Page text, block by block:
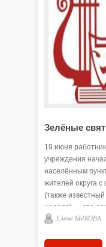
Зелёные
19 июня
учреждения
населённым
жителей округа
(также
неделя) — это
праздник. Он
заведующая ПКУ,
Елена БЫКОВА